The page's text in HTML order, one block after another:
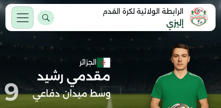
الرابطة الولائية لكرة القدم
إليزي
الجزائر
مقدمي رشيد
وسط ميدان دفاعي 9